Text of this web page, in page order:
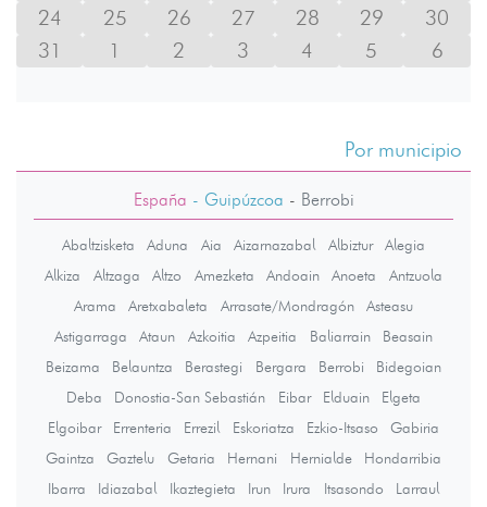
24
25 26 27 28 29
30
31
1 2 3 4 5 6
Por municipio
España - Guipúzcoa - Berrobi
Abaltzisketa Aduna Aia Aizarnazabal Albiztur
Alegia
Alkiza
Altzaga Altzo Amezketa Andoain Anoeta
Antzuola
Arama
Aretxabaleta Arrasate/Mondragón
Asteasu
Astigarraga
Ataun Azkoitia Azpeitia Baliarrain
Beasain
Beizama
Belauntza Berastegi Bergara Berrobi
Bidegoian
Deba
Donostia-San Sebastián Eibar Elduain
Elgeta
Elgoibar
Errenteria Errezil Eskoriatza Ezkio-Itsaso
Gabiria
Gaintza
Gaztelu Getaria Hernani Hernialde
Hondarribia
Ibarra
Idiazabal Ikaztegieta Irun Irura Itsasondo
Larraul